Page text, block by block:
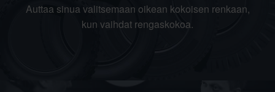
Auttaa sinua valitsemaan oikean kokoisen renkaan,
kun vaihdat rengaskokoa.